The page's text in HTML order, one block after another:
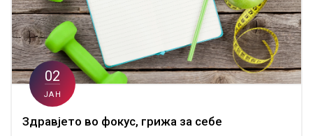
02
ЈАН
Здравјето во фокус, грижа за себе